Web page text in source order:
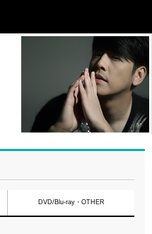
DVD/Blu-ray・OTHER